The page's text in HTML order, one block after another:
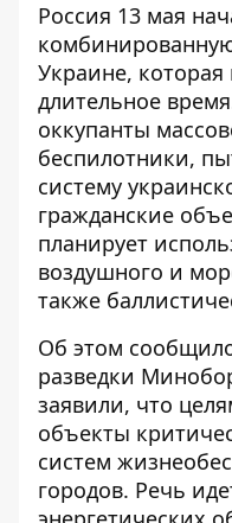
Россия 13 мая
Украине,
длительное
оккупанты
беспилотники,
систему
гражданские
планирует
воздушного и
также
Об этом
разведки
заявили, что
объекты
систем
городов. Речь